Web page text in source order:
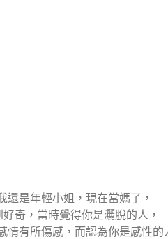
是年輕小姐，現在當媽了，
奇，當時覺得你是灑脫的人，
有所傷感，而認為你是感性的